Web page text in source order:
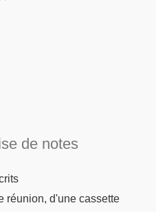
de notes
réunion, d'une cassette